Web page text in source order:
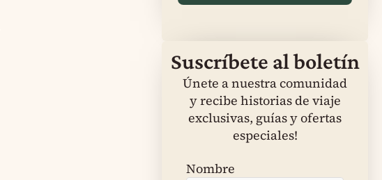
Suscríbete al boletín
Únete a nuestra comunidad
y recibe historias de viaje
exclusivas, guías y ofertas
especiales!
Nombre